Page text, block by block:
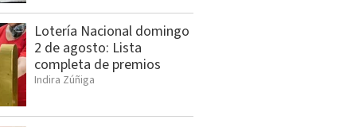
Lotería Nacional domingo
2 de agosto: Lista
completa de premios
Indira Zúñiga